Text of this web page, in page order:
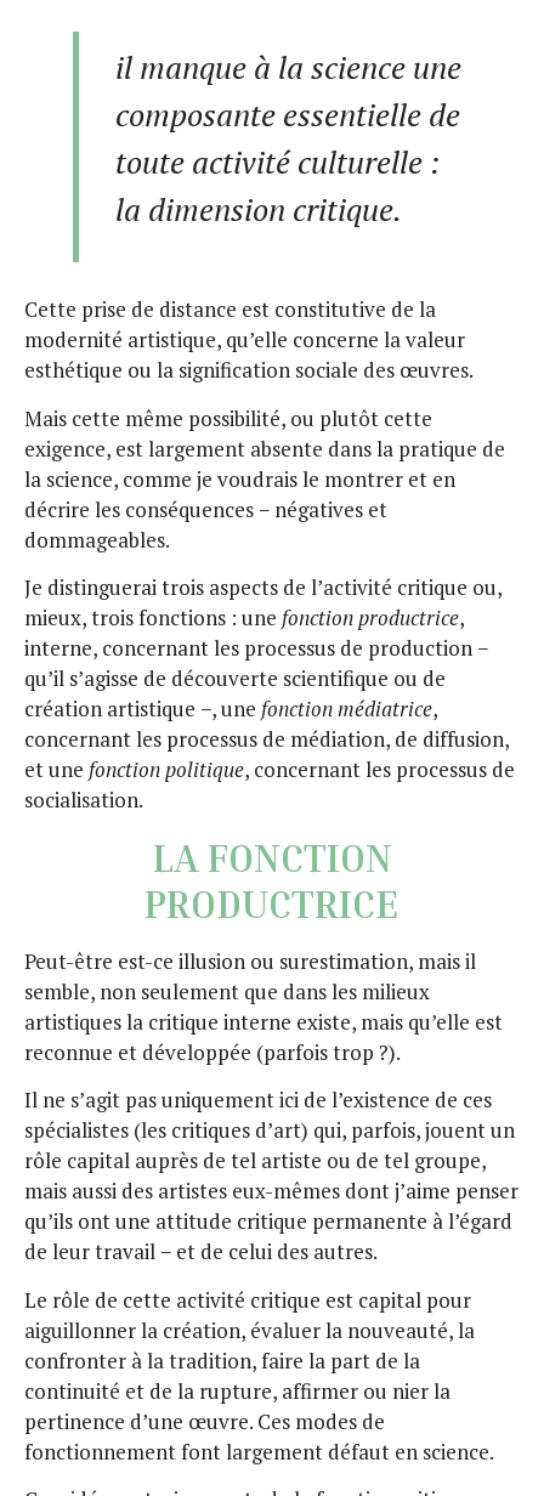
il manque à la science une
composante essentielle de
toute activité culturelle :
la dimension critique.
Cette prise de distance est constitutive de la
modernité artistique, qu’elle concerne la valeur
esthétique ou la signification sociale des œuvres.
Mais cette même possibilité, ou plutôt cette
exigence, est largement absente dans la pratique de
la science, comme je voudrais le montrer et en
décrire les conséquences − négatives et
dommageables.
Je distinguerai trois aspects de l’activité critique ou,
mieux, trois fonctions : une fonction productrice,
interne, concernant les processus de production −
qu’il s’agisse de découverte scientifique ou de
création artistique −, une fonction médiatrice,
concernant les processus de médiation, de diffusion,
et une fonction politique, concernant les processus de
socialisation.
LA FONCTION
PRODUCTRICE
Peut-être est-ce illusion ou surestimation, mais il
semble, non seulement que dans les milieux
artistiques la critique interne existe, mais qu’elle est
reconnue et développée (parfois trop ?).
Il ne s’agit pas uniquement ici de l’existence de ces
spécialistes (les critiques d’art) qui, parfois, jouent un
rôle capital auprès de tel artiste ou de tel groupe,
mais aussi des artistes eux-mêmes dont j’aime penser
qu’ils ont une attitude critique permanente à l’égard
de leur travail − et de celui des autres.
Le rôle de cette activité critique est capital pour
aiguillonner la création, évaluer la nouveauté, la
confronter à la tradition, faire la part de la
continuité et de la rupture, affirmer ou nier la
pertinence d’une œuvre. Ces modes de
fonctionnement font largement défaut en science.